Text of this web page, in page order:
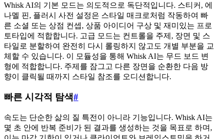
Whisk AI의 기본 모드는 의도적으로 독단적입니다. 스티커, 에
나멜 핀, 플러시 사전 설정은 스타일 매크로처럼 작동하여 빠
른 소셜 또는 상점 컨셉, 상품 아이디어 구상 및 재미있는 프로
토타입에 적합합니다. 고급 모드는 컨트롤을 주제, 장면 및 스
타일로 분할하여 완전히 다시 롤링하지 않고도 개별 부분을 교
체할 수 있습니다. 이 모듈성을 통해 Whisk AI는 무드 보드 변
형에 적합합니다. 주제를 잠그고 다른 장면을 순환한 다음 방
향이 클릭될 때까지 스타일 참조를 오디션합니다.
빠른 시각적 탐색#
속도는 단순한 삶의 질 특전이 아니라 기능입니다. Whisk AI는
몇 초 안에 반복 준비가 된 결과를 생성하는 것을 목표로 하며,